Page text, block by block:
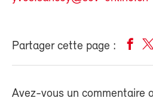
Partager cette page :
Avez-vous un commentaire